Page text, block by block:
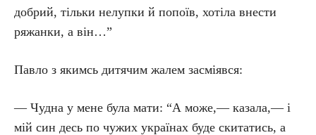
добрий, тільки нелупки й попоїв, хотіла внести
ряжанки, а він…”
Павло з якимсь дитячим жалем засміявся:
— Чудна у мене була мати: “А може,— казала,— і
мій син десь по чужих українах буде скитатись, а